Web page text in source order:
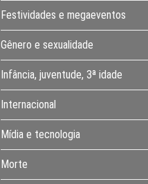
Festividades e megaeventos
Gênero e sexualidade
Infância, juventude, 3ª idade
Internacional
Mídia e tecnologia
Morte